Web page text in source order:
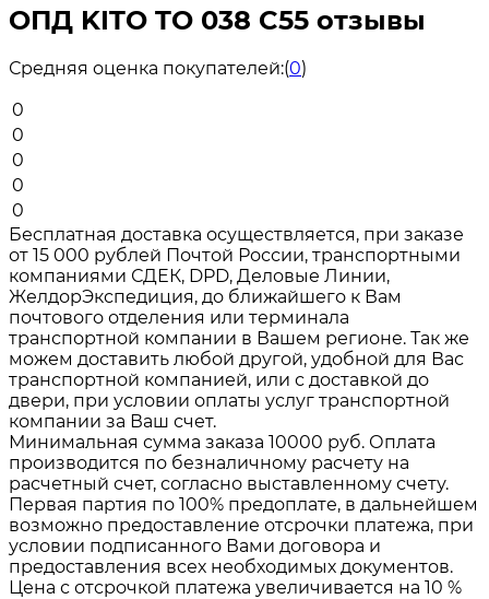
ОПД KITO TO 038 C55 отзывы
Средняя оценка покупателей:(0)
0
0
0
0
0
Бесплатная доставка осуществляется, при заказе
от 15 000 рублей Почтой России, транспортными
компаниями СДЕК, DPD, Деловые Линии,
ЖелдорЭкспедиция, до ближайшего к Вам
почтового отделения или терминала
транспортной компании в Вашем регионе. Так же
можем доставить любой другой, удобной для Вас
транспортной компанией, или с доставкой до
двери, при условии оплаты услуг транспортной
компании за Ваш счет.
Минимальная сумма заказа 10000 руб. Оплата
производится по безналичному расчету на
расчетный счет, согласно выставленному счету.
Первая партия по 100% предоплате, в дальнейшем
возможно предоставление отсрочки платежа, при
условии подписанного Вами договора и
предоставления всех необходимых документов.
Цена с отсрочкой платежа увеличивается на 10 %